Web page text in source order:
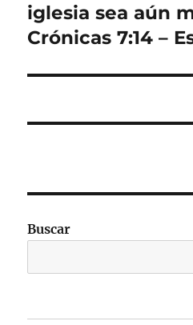
siguiente:
iglesia sea aún
Crónicas 7:14 –
Buscar